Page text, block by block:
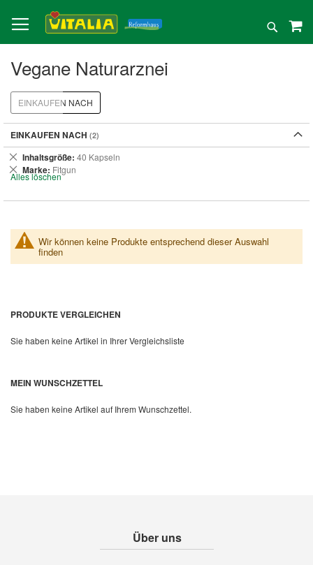
zum
Inhalt
Suche
Vegane Naturarznei
Wir können keine Produkte entsprechend dieser Auswahl
finden
EINKAUFEN NACH
EINKAUFEN NACH
Inhaltsgröße 40 Kapseln
Dies
entfernen
Marke Fitgun
Dies
entfernen
Alles löschen
PRODUKTE VERGLEICHEN
Sie haben keine Artikel in Ihrer Vergleichsliste
MEIN WUNSCHZETTEL
Sie haben keine Artikel auf Ihrem Wunschzettel.
Über uns